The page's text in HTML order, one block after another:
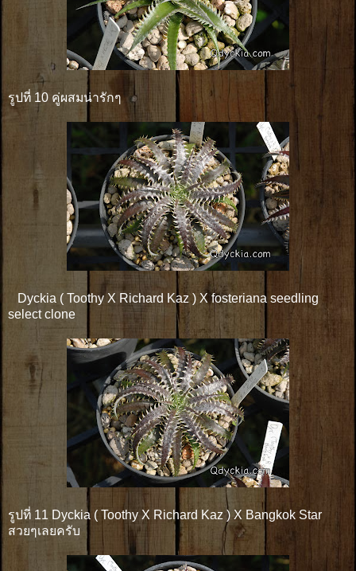
รูปที่ 10 คู่ผสมน่ารักๆ
Dyckia ( Toothy X Richard Kaz ) X fosteriana seedling
select clone
รูปที่ 11 Dyckia ( Toothy X Richard Kaz ) X Bangkok Star
สวยๆเลยครับ